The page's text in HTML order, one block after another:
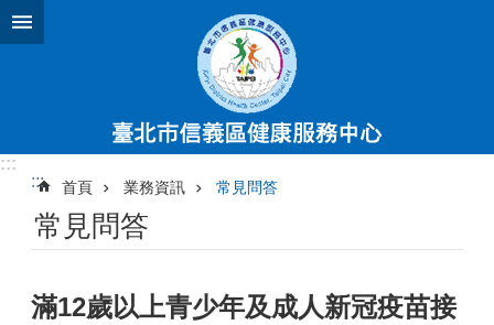
跳到主要內容區塊
:::
:::
首頁 業務資訊 常見問答
常見問答
滿12歲以上青少年及成人新冠疫苗接